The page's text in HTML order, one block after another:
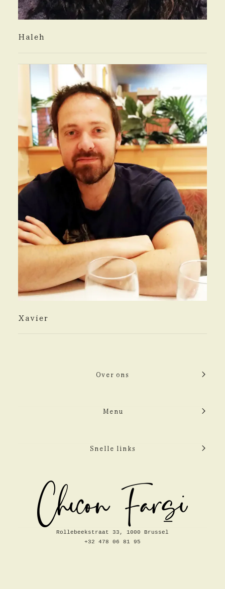
Haleh
Xavier
Over ons
Menu
Snelle links
Rollebeekstraat 33, 1000 Brussel
+32 478 06 81 95